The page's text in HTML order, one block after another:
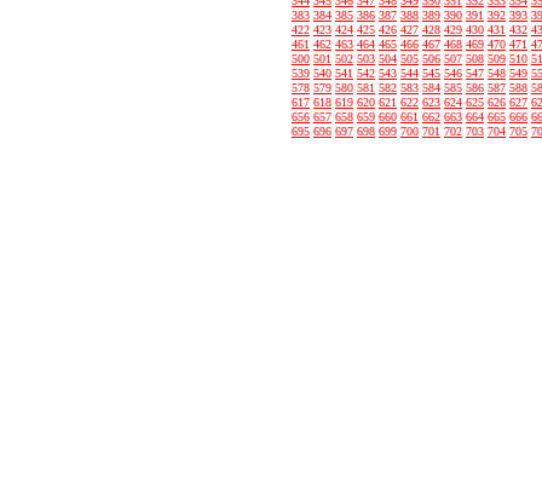
383 384 385 386 387 388 389 390 391 392 393
422 423 424 425 426 427 428 429 430 431 432
461 462 463 464 465 466 467 468 469 470 471
500 501 502 503 504 505 506 507 508 509 510
539 540 541 542 543 544 545 546 547 548 549
578 579 580 581 582 583 584 585 586 587 588
617 618 619 620 621 622 623 624 625 626 627
656 657 658 659 660 661 662 663 664 665 666
695 696 697 698 699 700 701 702 703 704 705